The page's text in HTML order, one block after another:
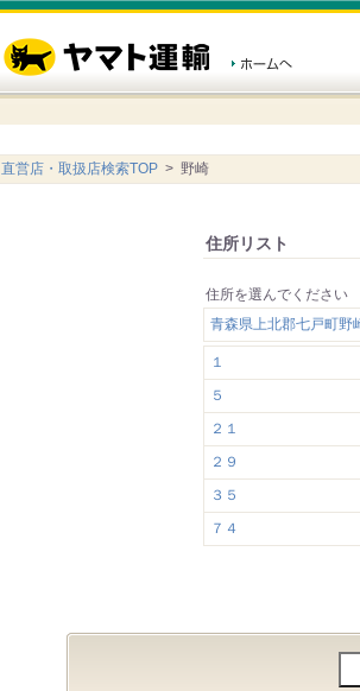
直営店・取扱店検索TOP > 野崎
住所リスト
住所を選んでください
青森県上北郡七戸町
１
５
２１
２９
３５
７４